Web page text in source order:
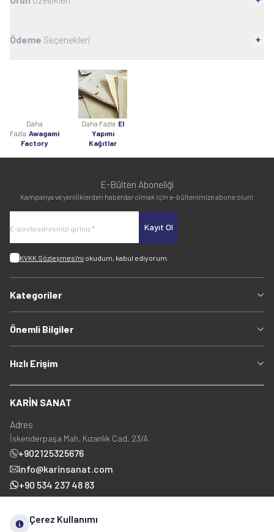
Ödeme Seçenekleri
Daha
Fazla Awagami
Factory
Daha Fazla El
Yapımı
Kağıtlar
E-Bülten Aboneliği
Kampanya ve yeniliklerden haberdar olmak için e-bültenimize abone olun!
Kayıt Ol
KVKK Sözleşmesi'ni okudum, kabul ediyorum.
Kategoriler
Önemli Bilgiler
Hızlı Erişim
KARİN SANAT
Adres
İskenderpaşa Mah. Kızanlık Cad. 23/A
+902125325676
info@karinsanat.com
+90 534 237 48 83
Çerez Kullanımı